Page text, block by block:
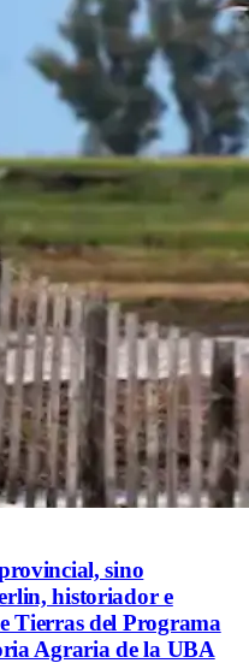
sino
historiador e
Tierras del Programa
Agraria de la UBA